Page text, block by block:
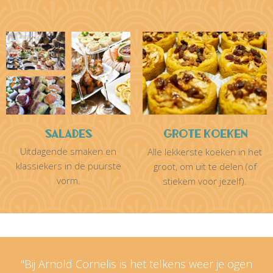
Salades
Uitdagende smaken en
klassiekers in de puurste
vorm.
Grote koeken
Alle lekkerste koeken in het
groot, om uit te delen (of
stiekem voor jezelf).
"Bij Arnold Cornelis is het telkens weer je ogen